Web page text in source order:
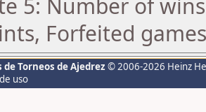
5: Number of
Forfeited
Torneos de Ajedrez © 2006-2026 Heinz
uso